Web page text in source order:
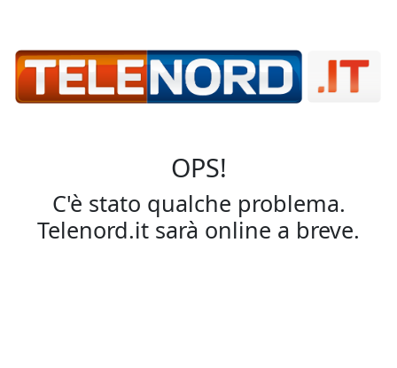
OPS!
C'è stato qualche problema.
Telenord.it sarà online a breve.